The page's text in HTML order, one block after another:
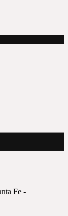
Fe -